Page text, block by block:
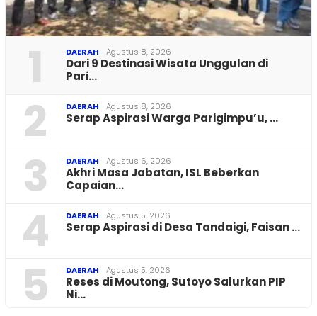
1 DAERAH Agustus 8, 2026
Dari 9 Destinasi Wisata Unggulan di
Pari…
2 DAERAH Agustus 8, 2026
Serap Aspirasi Warga Parigimpu’u, …
3 DAERAH Agustus 6, 2026
Akhri Masa Jabatan, ISL Beberkan
Capaian…
4 DAERAH Agustus 5, 2026
Serap Aspirasi di Desa Tandaigi, Faisan …
5 DAERAH Agustus 5, 2026
Reses di Moutong, Sutoyo Salurkan PIP
Ni…